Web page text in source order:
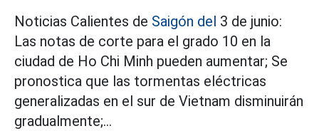
Noticias Calientes de Saigón del 3 de junio:
Las notas de corte para el grado 10 en la
ciudad de Ho Chi Minh pueden aumentar; Se
pronostica que las tormentas eléctricas
generalizadas en el sur de Vietnam disminuirán
gradualmente;...